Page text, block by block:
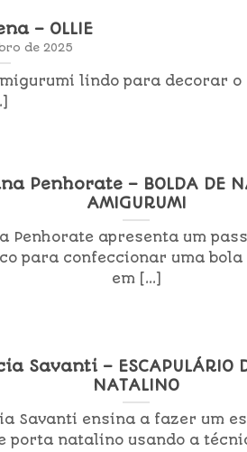
– OLLIE
de 2025
lindo para decorar o
Penhorate – BOLDA DE
AMIGURUMI
Penhorate apresenta um
para confeccionar uma bola
em [...]
Savanti – ESCAPULÁRIO
NATALINO
Savanti ensina a fazer um
porta natalino usando a